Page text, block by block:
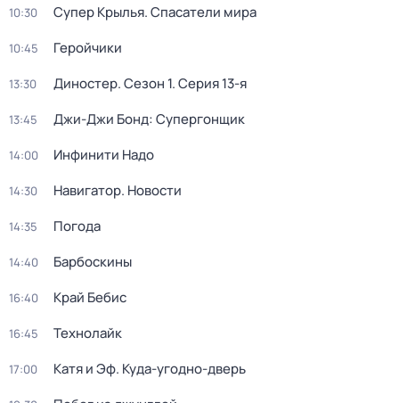
10:30 Супер Крылья. Спасатели мира
10:45 Геройчики
13:30 Диностер. Сезон 1. Серия 13-я
13:45 Джи-Джи Бонд: Супергонщик
14:00 Инфинити Надо
14:30 Навигатор. Новости
14:35 Погода
14:40 Барбоскины
16:40 Край Бебис
16:45 Технолайк
17:00 Катя и Эф. Куда-угодно-дверь